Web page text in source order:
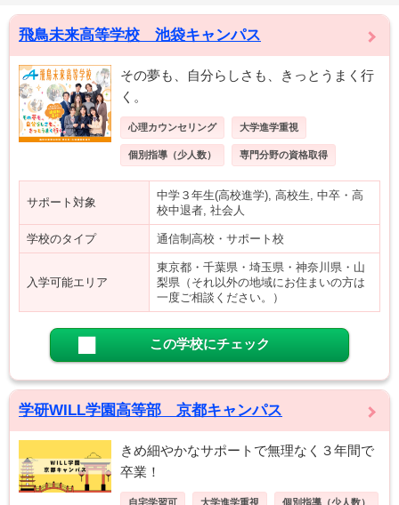
飛鳥未来高等学校 池袋キャンパス
その夢も、自分らしさも、きっとうまく行
く。
心理カウンセリング 大学進学重視
個別指導（少人数） 専門分野の資格取得
サポート対象
中学３年生(高校進学), 高校生, 中卒・高
校中退者, 社会人
学校のタイプ 通信制高校・サポート校
入学可能エリア
東京都・千葉県・埼玉県・神奈川県・山
梨県（それ以外の地域にお住まいの方は
一度ご相談ください。）
この学校にチェック
学研WILL学園高等部 京都キャンパス
きめ細やかなサポートで無理なく３年間で
卒業！
自宅学習可 大学進学重視 個別指導（少人数）